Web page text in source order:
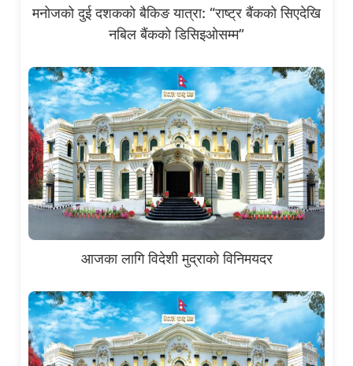
मनोजको दुई दशकको बैकिङ यात्रा: “राष्ट्र बैंकको सिएदेखि
नबिल बैंकको डिसिइओसम्म”
आजका लागि विदेशी मुद्राको विनिमयदर